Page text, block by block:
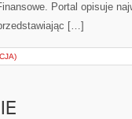
Portal opisuje
[…]